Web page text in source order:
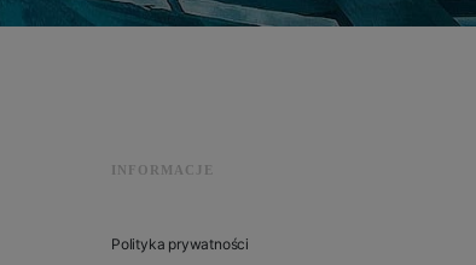
INFORMACJE
Polityka prywatności